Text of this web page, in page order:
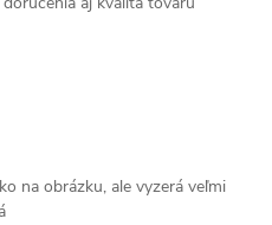
na obrázku, ale vyzerá veľmi